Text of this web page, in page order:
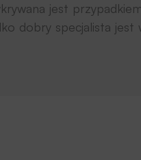
jest
dobry specjalista